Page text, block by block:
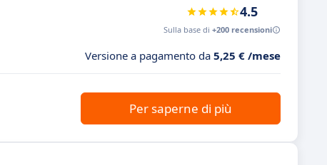
4.5
Sulla base di +200 recensioni
Versione a pagamento da 5,25 € /mese
Per saperne di più